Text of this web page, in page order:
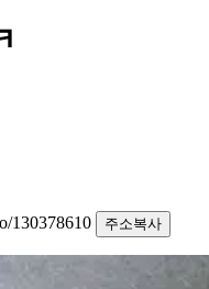
130378610
주소복사